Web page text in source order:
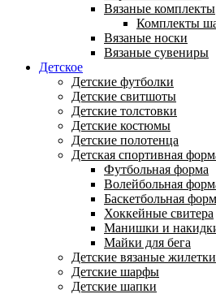
Вязаные комплекты
Комплекты
Вязаные носки
Вязаные сувениры
Детское
Детские футболки
Детские свитшоты
Детские толстовки
Детские костюмы
Детские полотенца
Детская спортивная
Футбольная форма
Волейбольная
Баскетбольная
Хоккейные свитера
Манишки и
Майки для бега
Детские вязаные жилетки
Детские шарфы
Детские шапки